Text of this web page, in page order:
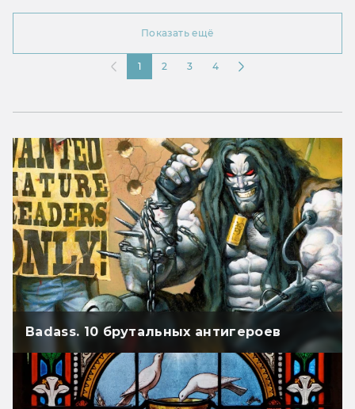
Показать ещё
1 2 3 4
Badass. 10 брутальных антигероев